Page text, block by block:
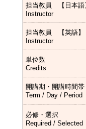
担当教員 【日本語
Instructor
担当教員 【英語】
Instructor
単位数
Credits
開講期・開講時間帯
Term / Day / Period
必修・選択
Required / Selected